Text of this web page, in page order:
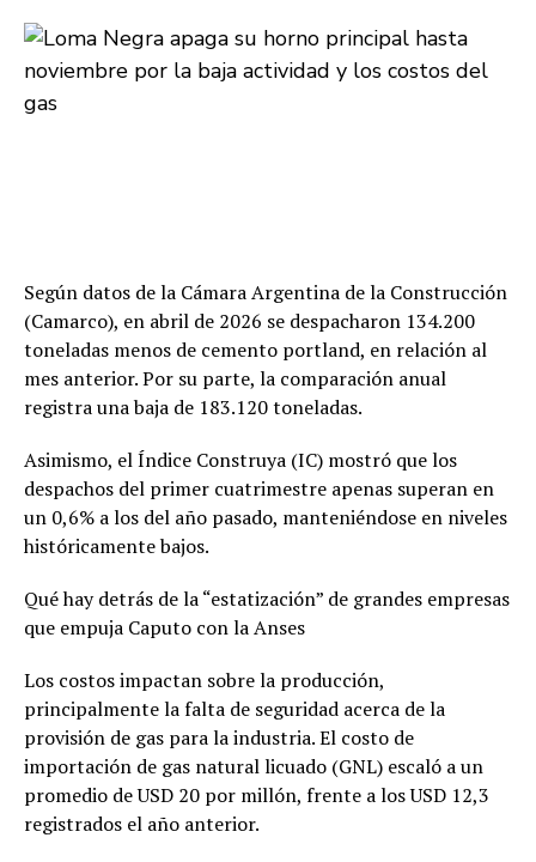
Según datos de la Cámara Argentina de la Construcción
(Camarco), en abril de 2026 se despacharon 134.200
toneladas menos de cemento portland, en relación al
mes anterior. Por su parte, la comparación anual
registra una baja de 183.120 toneladas.
Asimismo, el Índice Construya (IC) mostró que los
despachos del primer cuatrimestre apenas superan en
un 0,6% a los del año pasado, manteniéndose en niveles
históricamente bajos.
Qué hay detrás de la “estatización” de grandes empresas
que empuja Caputo con la Anses
Los costos impactan sobre la producción,
principalmente la falta de seguridad acerca de la
provisión de gas para la industria. El costo de
importación de gas natural licuado (GNL) escaló a un
promedio de USD 20 por millón, frente a los USD 12,3
registrados el año anterior.